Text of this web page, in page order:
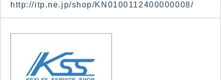
http://itp.ne.jp/shop/KN0100112400000008/